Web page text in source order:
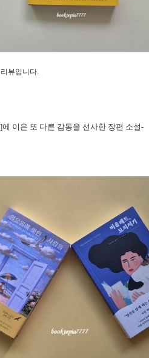
뷰입니다.
이은 또 다른 감동을 선사한 장편 소설-